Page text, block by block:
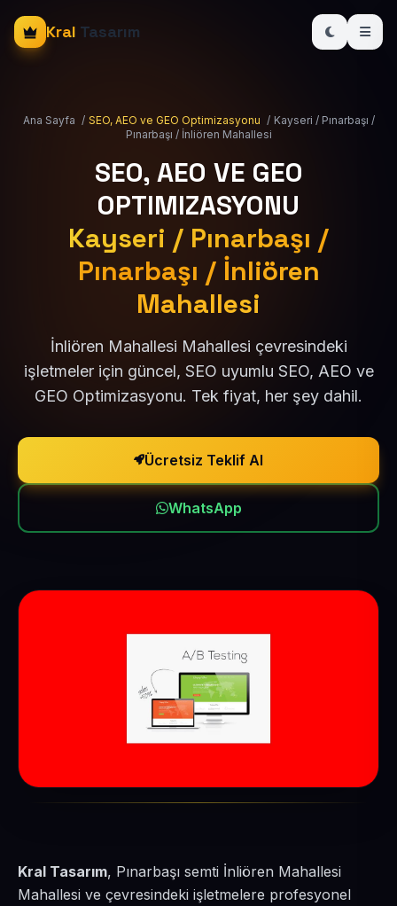
Kral Tasarım
Ana Sayfa / SEO, AEO ve GEO Optimizasyonu / Kayseri / Pınarbaşı /
Pınarbaşı / İnliören Mahallesi
SEO, AEO VE GEO
OPTIMIZASYONU
Kayseri / Pınarbaşı /
Pınarbaşı / İnliören
Mahallesi
İnliören Mahallesi Mahallesi çevresindeki
işletmeler için güncel, SEO uyumlu SEO, AEO ve
GEO Optimizasyonu. Tek fiyat, her şey dahil.
Ücretsiz Teklif Al
WhatsApp
Kral Tasarım, Pınarbaşı semti İnliören Mahallesi
Mahallesi ve çevresindeki işletmelere profesyonel